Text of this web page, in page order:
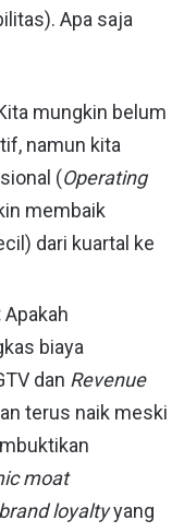
Apa saja
mungkin belum
namun kita
(Operating
membaik
dari kuartal ke
Apakah
biaya
dan Revenue
terus naik meski
moat
brand loyaltyyang